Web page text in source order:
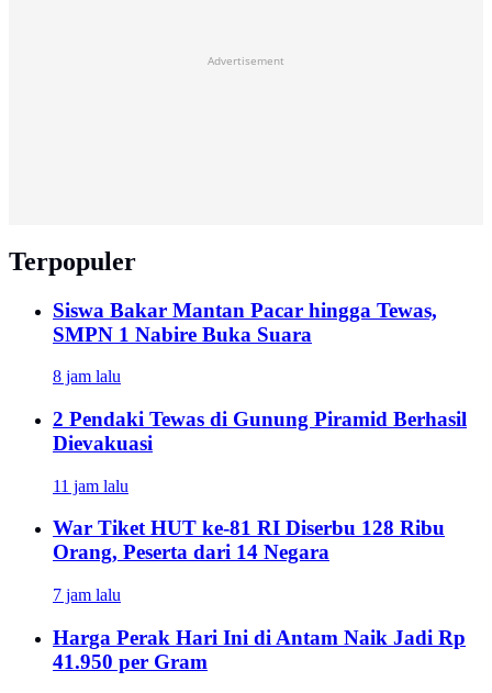
Advertisement
Terpopuler
Siswa Bakar Mantan Pacar hingga Tewas,
SMPN 1 Nabire Buka Suara
8 jam lalu
2 Pendaki Tewas di Gunung Piramid Berhasil
Dievakuasi
11 jam lalu
War Tiket HUT ke-81 RI Diserbu 128 Ribu
Orang, Peserta dari 14 Negara
7 jam lalu
Harga Perak Hari Ini di Antam Naik Jadi Rp
41.950 per Gram